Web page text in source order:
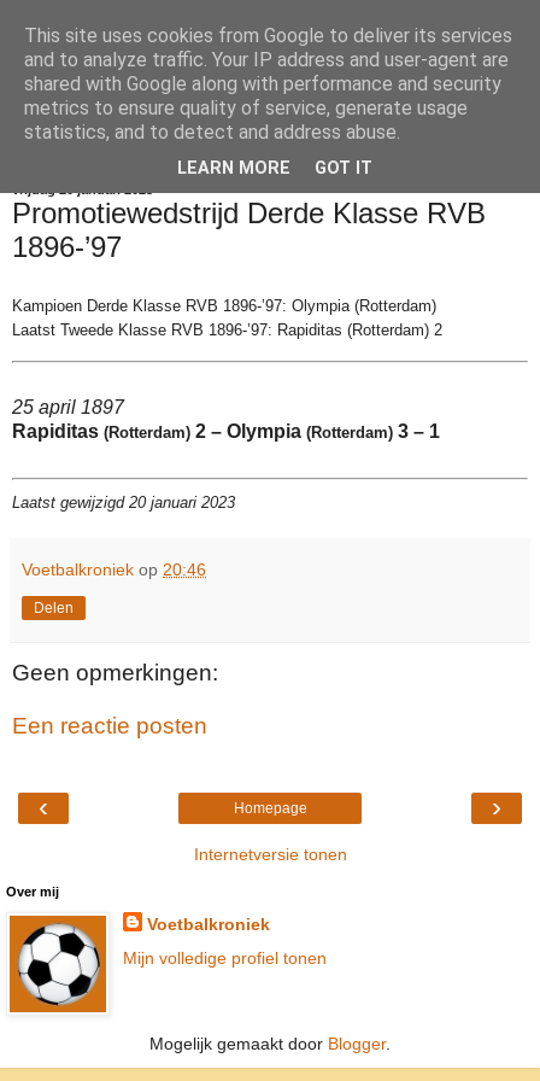
Voetbalkroniek
Promotiewedstrijd Derde Klasse RVB
1896-’97
Kampioen Derde Klasse RVB 1896-’97: Olympia (Rotterdam)
Laatst Tweede Klasse RVB 1896-’97: Rapiditas (Rotterdam) 2
25 april 1897
Rapiditas (Rotterdam) 2 – Olympia (Rotterdam) 3 – 1
Laatst gewijzigd 20 januari 2023
Voetbalkroniek op 20:46
Delen
Geen opmerkingen:
Een reactie posten
‹ ›
Homepage
Internetversie tonen
Over mij
Voetbalkroniek
Mijn volledige profiel tonen
Mogelijk gemaakt door Blogger.
This site uses cookies from Google to deliver its services
and to analyze traffic. Your IP address and user-agent are
shared with Google along with performance and security
metrics to ensure quality of service, generate usage
statistics, and to detect and address abuse.
LEARN MORE GOT IT